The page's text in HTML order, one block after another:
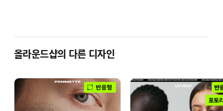
올라운드샵의 다른 디자인